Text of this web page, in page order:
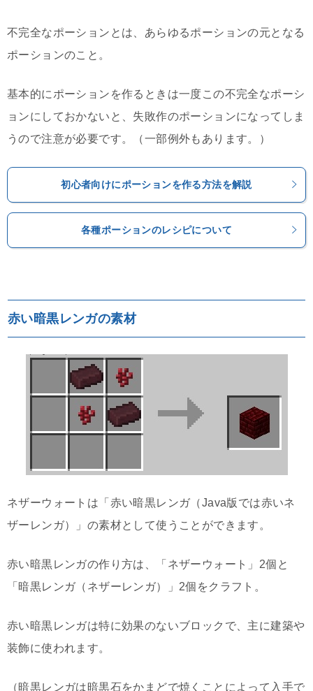
不完全なポーションとは、あらゆるポーションの元となる
ポーションのこと。
基本的にポーションを作るときは一度この不完全なポーシ
ョンにしておかないと、失敗作のポーションになってしま
うので注意が必要です。（一部例外もあります。）
初心者向けにポーションを作る方法を解説
各種ポーションのレシピについて
赤い暗黒レンガの素材
ネザーウォートは「赤い暗黒レンガ（Java版では赤いネ
ザーレンガ）」の素材として使うことができます。
赤い暗黒レンガの作り方は、「ネザーウォート」2個と
「暗黒レンガ（ネザーレンガ）」2個をクラフト。
赤い暗黒レンガは特に効果のないブロックで、主に建築や
装飾に使われます。
（暗黒レンガは暗黒石をかまどで焼くことによって入手で